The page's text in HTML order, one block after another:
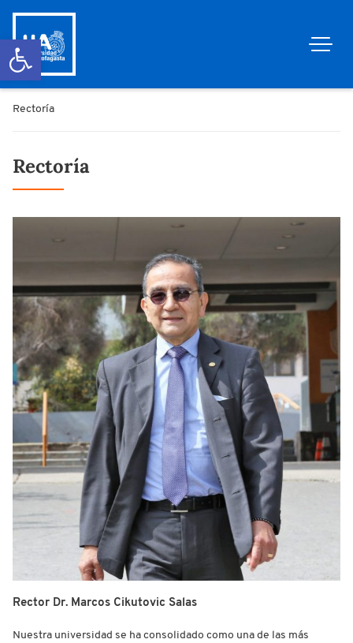
Abrir barra de herramientas
Rectoría
Rectoría
Rector Dr. Marcos Cikutovic Salas
Nuestra universidad se ha consolidado como una de las más